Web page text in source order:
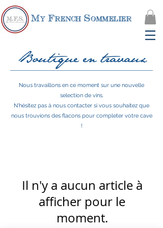
My French Sommelier
Boutique en travaux
Il n'y a aucun article à
afficher pour le
moment.
Nous travaillons en ce moment sur une nouvelle
selection de vins.
N'hésitez pas à nous contacter si vous souhaitez que
nous trouvions des flacons pour completer votre cave
!